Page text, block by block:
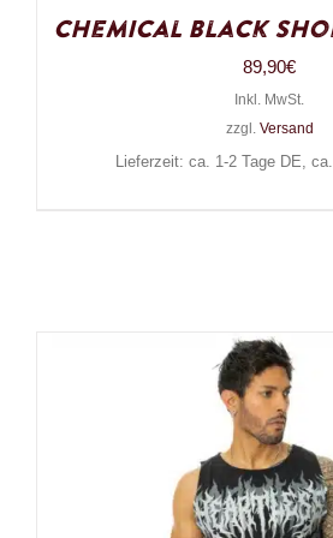
Chemical Black
89,90€
Inkl. MwSt.
zzgl. Versand
Lieferzeit: ca. 1-2 Tage DE,